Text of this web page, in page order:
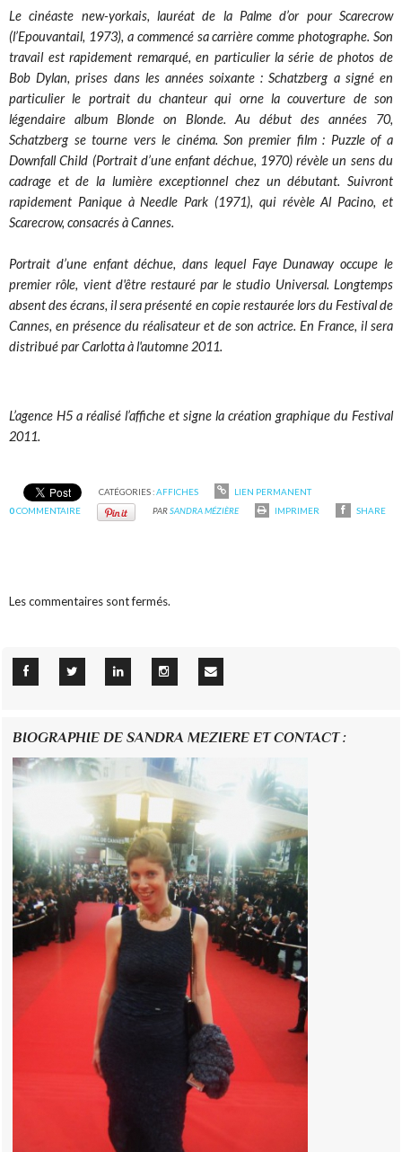
Le cinéaste new-yorkais, lauréat de la Palme d’or pour Scarecrow
(l’Epouvantail, 1973), a commencé sa carrière comme photographe. Son
travail est rapidement remarqué, en particulier la série de photos de
Bob Dylan, prises dans les années soixante : Schatzberg a signé en
particulier le portrait du chanteur qui orne la couverture de son
légendaire album Blonde on Blonde. Au début des années 70,
Schatzberg se tourne vers le cinéma. Son premier film : Puzzle of a
Downfall Child (Portrait d’une enfant déchue, 1970) révèle un sens du
cadrage et de la lumière exceptionnel chez un débutant. Suivront
rapidement Panique à Needle Park (1971), qui révèle Al Pacino, et
Scarecrow, consacrés à Cannes.
Portrait d’une enfant déchue, dans lequel Faye Dunaway occupe le
premier rôle, vient d'être restauré par le studio Universal. Longtemps
absent des écrans, il sera présenté en copie restaurée lors du Festival de
Cannes, en présence du réalisateur et de son actrice. En France, il sera
distribué par Carlotta à l'automne 2011.
L’agence H5 a réalisé l’affiche et signe la création graphique du Festival
2011.
CATÉGORIES :AFFICHES
LIEN PERMANENT
0COMMENTAIRE PARSANDRA MÉZIÈRE IMPRIMER SHARE
Les commentaires sont fermés.
BIOGRAPHIE DE SANDRA MEZIERE ET CONTACT :